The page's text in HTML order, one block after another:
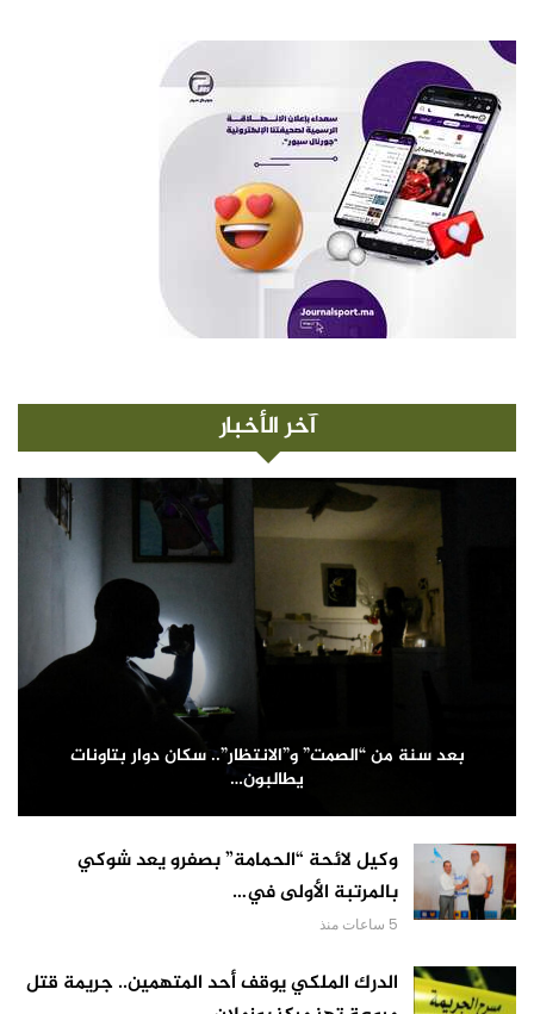
آخر الأخبار
بعد سنة من “الصمت” و”الانتظار”.. سكان دوار بتاونات
يطالبون…
وكيل لائحة “الحمامة” بصفرو يعد شوكي
بالمرتبة الأولى في…
5 ساعات منذ
الدرك الملكي يوقف أحد المتهمين.. جريمة قتل